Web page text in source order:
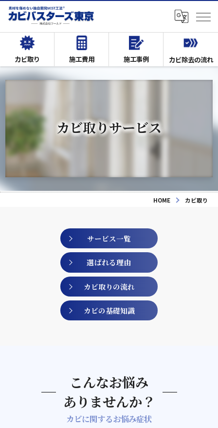
カビ取り 施工費用 施工事例 カビ除去の流れ
カビ取りサービス
HOME カビ取り
サービス一覧
選ばれる理由
カビ取りの流れ
カビの基礎知識
カビに関するお悩み症状
こんなお悩み
ありませんか？